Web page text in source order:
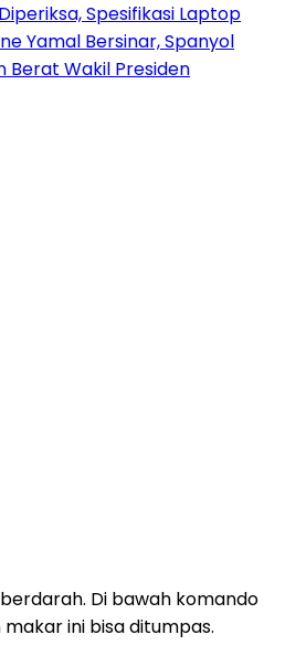
Spesifikasi Laptop
Yamal Bersinar, Spanyol
Berat Wakil Presiden
Di bawah komando
ini bisa ditumpas.